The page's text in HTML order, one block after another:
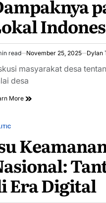
read November 25, 2025 Dylan
masyarakat desa
desa
More
Era Digital